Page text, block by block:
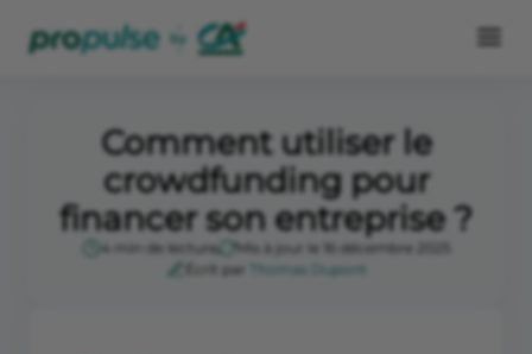
Comment utiliser le
crowdfunding pour
financer son entreprise ?
4 min de lecture
Mis à jour le 16 décembre 2025
Écrit par
Thomas Dupont